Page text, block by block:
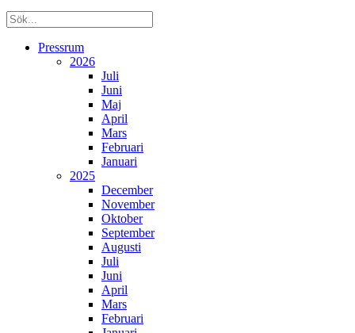
Pressrum
2026
Juli
Juni
Maj
April
Mars
Februari
Januari
2025
December
November
Oktober
September
Augusti
Juli
Juni
April
Mars
Februari